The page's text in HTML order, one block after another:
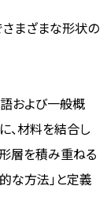
さまざまな形状の
および一般概
、材料を結合し
層を積み重ねる
な方法」と定義